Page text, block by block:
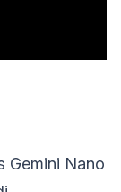
Gemini Nano